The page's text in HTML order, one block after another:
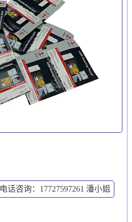
电话咨询：17727597261 潘小姐